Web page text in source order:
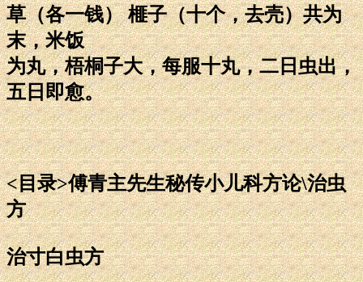
草（各一钱） 榧子（十个，去壳）共为
末，米饭
为丸，梧桐子大，每服十丸，二日虫出，
五日即愈。
<目录>傅青主先生秘传小儿科方论\治虫
方
治寸白虫方